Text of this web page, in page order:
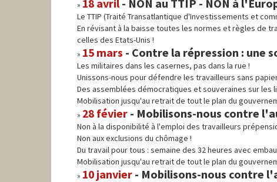
18 avril- NON au TTIP - NON à
Le TTIP (Traité Transatlantique d'Investissements et
En révisant à la baisse toutes les normes et règles de
celles des Etats-Unis !
15 mars - Contre la répression : une
Les militaires dans les casernes, pas dans la rue !
Unissons-nous pour défendre les travailleurs sans
Des assemblées démocratiques et souveraines sur
Mobilisation jusqu'au retrait de tout le plan du
28 févier - Mobilisons-nous contre
Non à la disponibilité à l'emploi des travailleurs
Non aux exclusions du chômage !
Du travail pour tous : semaine des 32 heures avec
Mobilisation jusqu'au retrait de tout le plan du
10 janvier - Mobilisons-nous contre